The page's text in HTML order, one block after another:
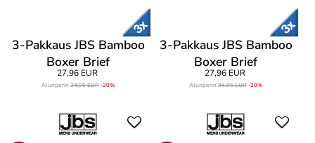
3-Pakkaus JBS Bamboo
Boxer Brief
27,96 EUR
Alunperin34,95 EUR-20%
3-Pakkaus JBS Bamboo
Boxer Brief
27,96 EUR
Alunperin34,95 EUR-20%